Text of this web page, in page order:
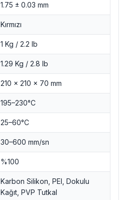
1.75 ± 0.03 mm
Kırmızı
1 Kg / 2.2 lb
1.29 Kg / 2.8 lb
210 x 210 x 70 mm
195–230°C
25–60°C
30–600 mm/sn
%100
Karbon Silikon, PEI, Dokulu
Kağıt, PVP Tutkal